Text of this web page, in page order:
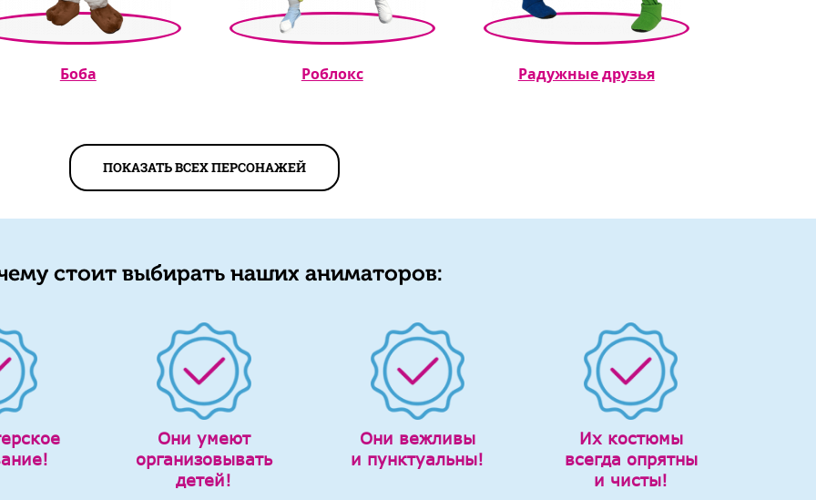
Боба Роблокс Радужные друзья
ПОКАЗАТЬ ВСЕХ ПЕРСОНАЖЕЙ
стоит выбирать наших аниматоров:
Они умеют
организовывать
детей!
Они вежливы
и пунктуальны!
Их костюмы
всегда опрятны
и чисты!